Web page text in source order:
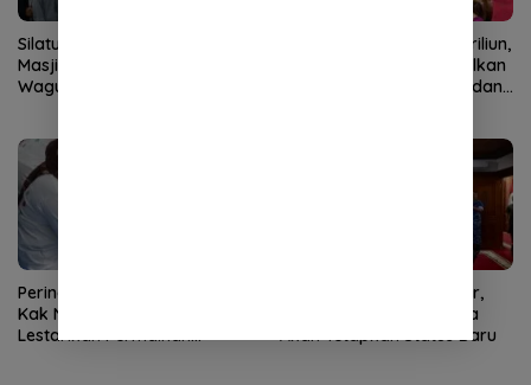
Silaturahmi Bersama Imam
Masjid Raya Baiturrahman,
Wagub Aceh Perkuat Sinergi
Kementan Siapkan 2,5 Triliun,
Pesan Mualem: Maksimalkan
untuk Pemulihan Sawah dan
Peringati Hari Anak Nasional,
Kak Na Ajak Anak Aceh
Lestarikan Permainan
Transisi Darurat Berakhir,
Mualem dan Forkopimda
Akan Tetapkan Status Baru